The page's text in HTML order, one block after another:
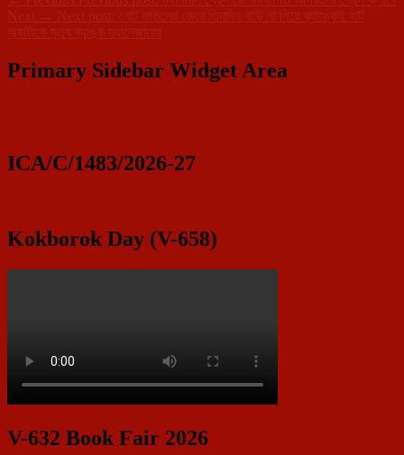
Next → Next post:
নোট বাতিলের জেরে তিনদিন বাড়ি না গিয়ে ব্যাঙ্কেই হার্ট
অ্যাটাকে মৃত্যু ব্যাঙ্ক ম্যানেজারের
Primary Sidebar Widget Area
ICA/C/1483/2026-27
Kokborok Day (V-658)
V-632 Book Fair 2026